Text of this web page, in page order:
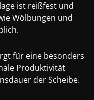
ist reißfest und
Wölbungen und
für eine besonders
Produktivität
der Scheibe.